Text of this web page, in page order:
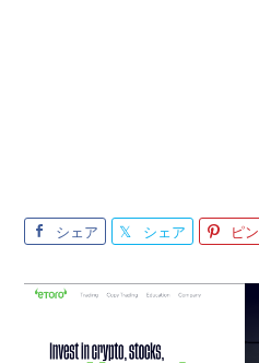
シェア シェア ピン